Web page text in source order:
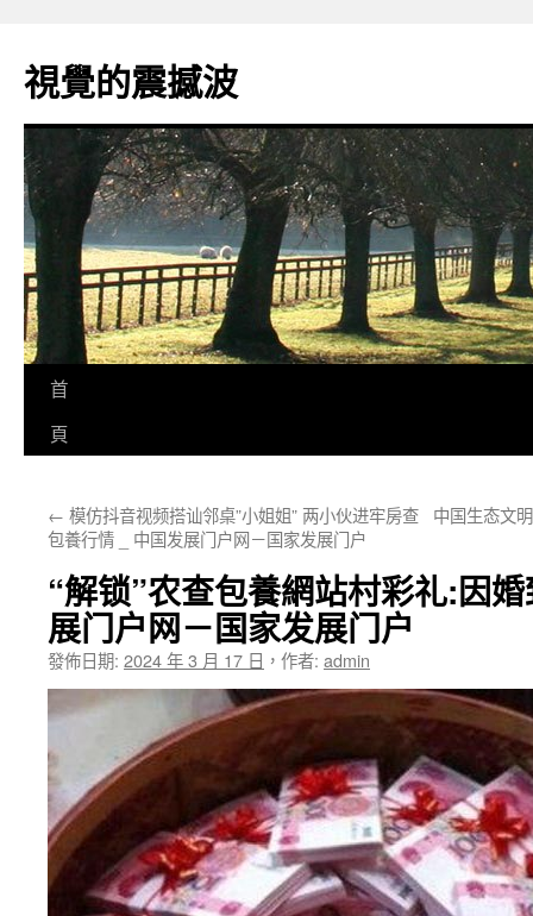
主
要
視覺的震撼波
首
頁
← 模仿抖音视频搭讪邻桌”小姐姐” 两小伙进牢房查
包養行情 _ 中国发展门户网－国家发展门户
中国生态文
“解锁”农查包養網站村彩礼:因
展门户网－国家发展门户
發佈日期: 2024 年 3 月 17 日 ， 作者: admin